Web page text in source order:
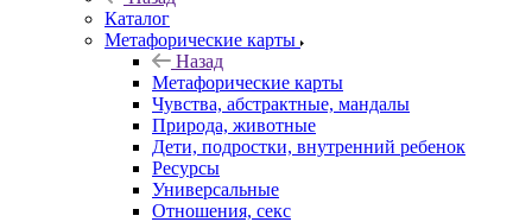
Каталог
Mетафорические карты
Назад
Mетафорические карты
Чувства, абстрактные, мандалы
Природа, животные
Дети, подростки, внутренний ребенок
Ресурсы
Универсальные
Отношения, секс